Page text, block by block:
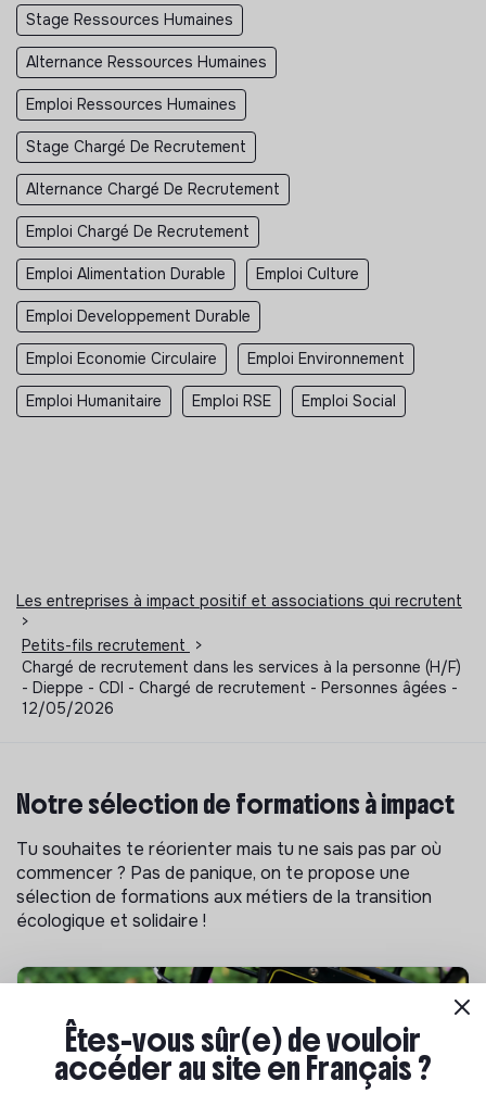
Stage Ressources Humaines
Alternance Ressources Humaines
Emploi Ressources Humaines
Stage Chargé De Recrutement
Alternance Chargé De Recrutement
Emploi Chargé De Recrutement
Emploi Alimentation Durable Emploi Culture
Emploi Developpement Durable
Emploi Economie Circulaire Emploi Environnement
Emploi Humanitaire Emploi RSE Emploi Social
Les entreprises à impact positif et associations qui recrutent
>
Petits-fils recrutement
>
Chargé de recrutement dans les services à la personne (H/F)
- Dieppe - CDI - Chargé de recrutement - Personnes âgées -
12/05/2026
Notre sélection de formations à impact
Tu souhaites te réorienter mais tu ne sais pas par où
commencer ? Pas de panique, on te propose une
sélection de formations aux métiers de la transition
écologique et solidaire !
Êtes-vous sûr(e) de vouloir
accéder au site en Français ?